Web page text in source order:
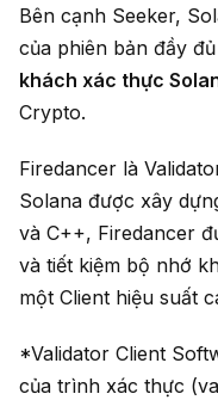
Bên cạnh Seeker,
của phiên bản đầy
khách xác thực
Crypto.
Firedancer là
Solana được xây
và C++, Firedancer
và tiết kiệm bộ nhớ
một Client hiệu suất
*Validator Client
của trình xác thực